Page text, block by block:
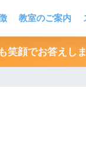
教室のご案内
笑顔でお答えしま